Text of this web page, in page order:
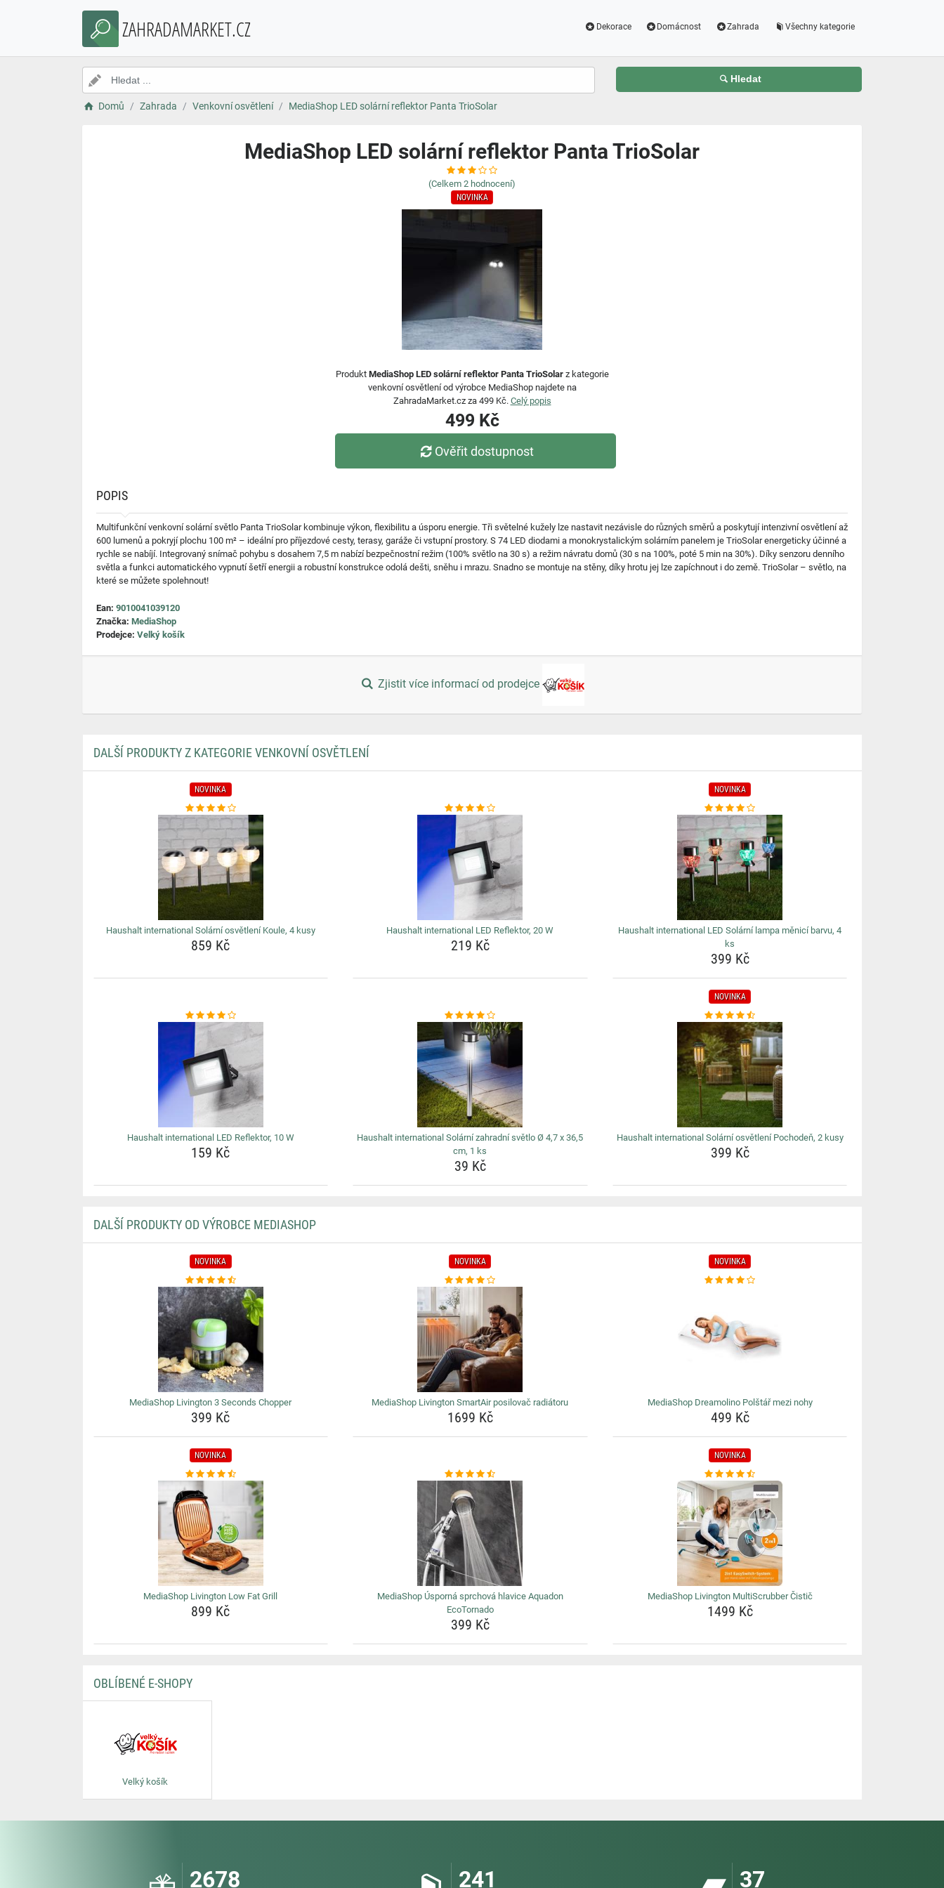
ZAHRADAMARKET.CZ Dekorace Domácnost Zahrada Všechny kategorie
Hledat
Domů Zahrada Venkovní osvětlení MediaShop LED solární reflektor Panta TrioSolar
MediaShop LED solární reflektor Panta TrioSolar
(Celkem 2 hodnocení)
NOVINKA
Produkt MediaShop LED solární reflektor Panta TrioSolarz kategorie
venkovní osvětlení od výrobce MediaShop najdete na
ZahradaMarket.cz za 499 Kč. Celý popis
499 Kč
Ověřit dostupnost
POPIS
Multifunkční venkovní solární světlo Panta TrioSolar kombinuje výkon, flexibilitu a úsporu energie. Tři světelné kužely lze nastavit nezávisle do různých směrů a poskytují intenzivní osvětlení až
600 lumenů a pokryjí plochu 100 m² – ideální pro příjezdové cesty, terasy, garáže či vstupní prostory. S 74 LED diodami a monokrystalickým solárním panelem je TrioSolar energeticky účinné a
rychle se nabíjí. Integrovaný snímač pohybu s dosahem 7,5 m nabízí bezpečnostní režim (100% světlo na 30 s) a režim návratu domů (30 s na 100%, poté 5 min na 30%). Díky senzoru denního
světla a funkci automatického vypnutí šetří energii a robustní konstrukce odolá dešti, sněhu i mrazu. Snadno se montuje na stěny, díky hrotu jej lze zapíchnout i do země. TrioSolar – světlo, na
které se můžete spolehnout!
Ean: 9010041039120
Značka: MediaShop
Prodejce: Velký košík
Zjistit více informací od prodejce
DALŠÍ PRODUKTY Z KATEGORIE VENKOVNÍ OSVĚTLENÍ
NOVINKA
Haushalt international Solární osvětlení Koule, 4 kusy
859 Kč
Haushalt international LED Reflektor, 20 W
219 Kč
NOVINKA
Haushalt international LED Solární lampa měnicí barvu, 4
ks
399 Kč
Haushalt international LED Reflektor, 10 W
159 Kč
Haushalt international Solární zahradní světlo Ø 4,7 x 36,5
cm, 1 ks
39 Kč
NOVINKA
Haushalt international Solární osvětlení Pochodeň, 2 kusy
399 Kč
DALŠÍ PRODUKTY OD VÝROBCE MEDIASHOP
NOVINKA
MediaShop Livington 3 Seconds Chopper
399 Kč
NOVINKA
MediaShop Livington SmartAir posilovač radiátoru
1699 Kč
NOVINKA
MediaShop Dreamolino Polštář mezi nohy
499 Kč
NOVINKA
MediaShop Livington Low Fat Grill
899 Kč
MediaShop Úsporná sprchová hlavice Aquadon
EcoTornado
399 Kč
NOVINKA
MediaShop Livington MultiScrubber Čistič
1499 Kč
OBLÍBENÉ E-SHOPY
Velký košík
2678 241 37